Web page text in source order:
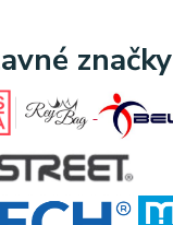
značky